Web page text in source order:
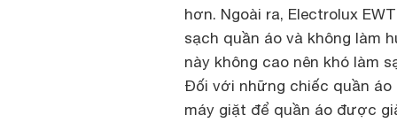
hơn. Ngoài ra, Electrolux
sạch quần áo và không làm
này không cao nên khó làm
Đối với những chiếc quần
máy giặt để quần áo được